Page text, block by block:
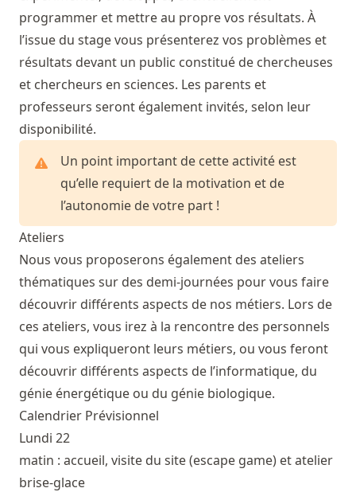
programmer et mettre au propre vos résultats. À
l’issue du stage vous présenterez vos problèmes et
résultats devant un public constitué de chercheuses
et chercheurs en sciences. Les parents et
professeurs seront également invités, selon leur
disponibilité.
Un point important de cette activité est
qu’elle requiert de la motivation et de
l’autonomie de votre part !
Ateliers
Nous vous proposerons également des ateliers
thématiques sur des demi-journées pour vous faire
découvrir différents aspects de nos métiers. Lors de
ces ateliers, vous irez à la rencontre des personnels
qui vous expliqueront leurs métiers, ou vous feront
découvrir différents aspects de l’informatique, du
génie énergétique ou du génie biologique.
Calendrier Prévisionnel
Lundi 22
matin : accueil, visite du site (escape game) et atelier
brise-glace